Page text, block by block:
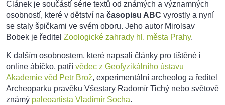
Článek je součástí série textů od známých a významných
osobností, které v dětství na časopisu ABC vyrostly a nyní
se staly špičkami ve svém oboru. Jeho autor Mirolsav
Bobek je ředitel Zoologické zahrady hl. města Prahy.
K dalším osobnostem, které napsali články pro tištěné i
online ábíčko, patří vědec z Geofyzikálního ústavu
Akademie věd Petr Brož, experimentální archeolog a ředitel
Archeoparku pravěku Všestary Radomír Tichý nebo světově
známý paleoartista Vladimír Socha.